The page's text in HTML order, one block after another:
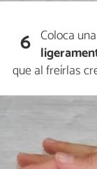
6 Coloca
que al freírlas